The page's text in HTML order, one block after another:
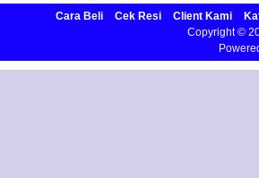
Cara Beli Cek Resi Client Kami
Copyright ©